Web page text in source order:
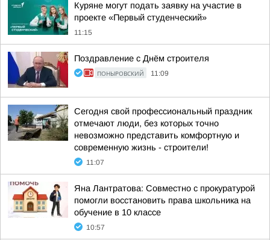
Куряне могут подать заявку на участие в
проекте «Первый студенческий»
11:15
Поздравление с Днём строителя
ПОНЫРОВСКИЙ 11:09
Сегодня свой профессиональный праздник
отмечают люди, без которых точно
невозможно представить комфортную и
современную жизнь - строители!
11:07
Яна Лантратова: Совместно с прокуратурой
помогли восстановить права школьника на
обучение в 10 классе
10:57